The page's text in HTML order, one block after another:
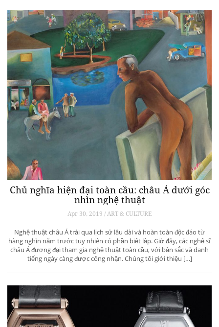
Chủ nghĩa hiện đại toàn cầu: châu Á dưới góc
nhìn nghệ thuật
Apr 30, 2019 / ART & CULTURE
Nghệ thuật châu Á trải qua lịch sử lâu dài và hoàn toàn độc đáo từ
hàng nghìn năm trước tuy nhiên có phần biệt lập. Giờ đây, các nghệ sĩ
châu Á đương đại tham gia nghệ thuật toàn cầu, với bản sắc và danh
tiếng ngày càng được công nhận. Chúng tôi giới thiệu […]